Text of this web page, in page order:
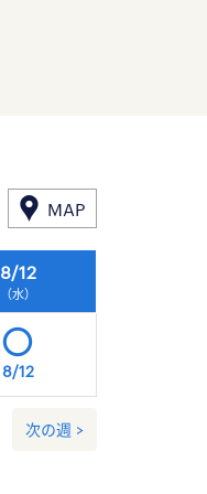
MAP
8/12
（水）
8/12
次の週 >